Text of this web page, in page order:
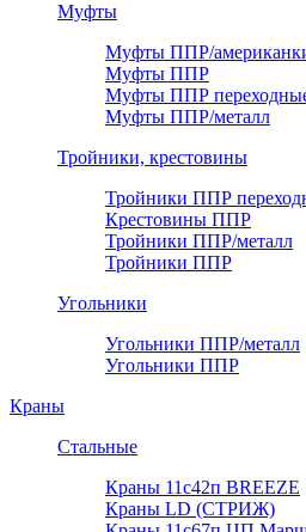
Муфты
Муфты ППР/
Муфты ППР
Муфты ППР
Муфты ППР/металл
Тройники, крестовины
Тройники ППР
Крестовины ППР
Тройники ППР/металл
Тройники ППР
Угольники
Угольники ППР/металл
Угольники ППР
Краны
Стальные
Краны 11с42п BREEZE
Краны LD (СТРИЖ)